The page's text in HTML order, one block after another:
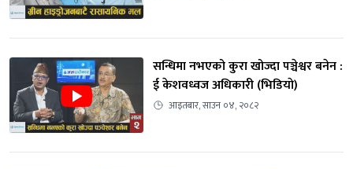
सन्धिमा नभएको कुरा खोज्दा पञ्चेश्वर बनेन :
ई केशवध्वज अधिकारी (भिडियाे)
आइतबार, साउन ०४, २०८२